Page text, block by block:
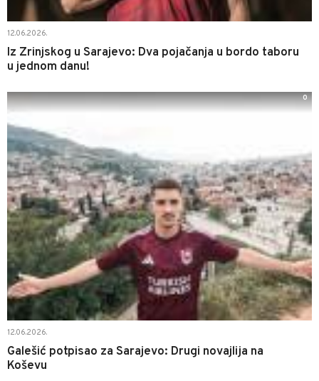
12.06.2026.
Iz Zrinjskog u Sarajevo: Dva pojačanja u bordo taboru
u jednom danu!
12.06.2026.
Galešić potpisao za Sarajevo: Drugi novajlija na
Koševu
0